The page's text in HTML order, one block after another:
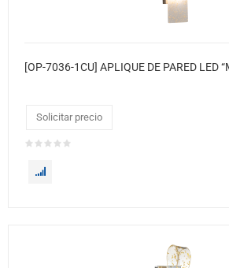
Solicitar precio